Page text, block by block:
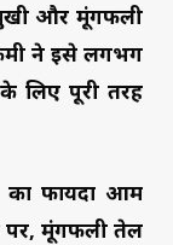
और मूंगफली
ने इसे लगभग
लिए पूरी तरह
का फायदा आम
पर, मूंगफली तेल